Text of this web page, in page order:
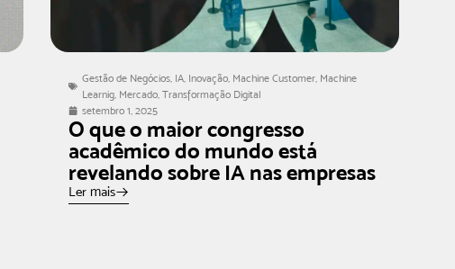
Gestão de Negócios IA Inovação Machine Customer Machine
Learnig Mercado ,Transformação Digital
setembro 1, 2025
O que o maior congresso
acadêmico do mundo está
revelando sobre IA nas empresas
Ler mais